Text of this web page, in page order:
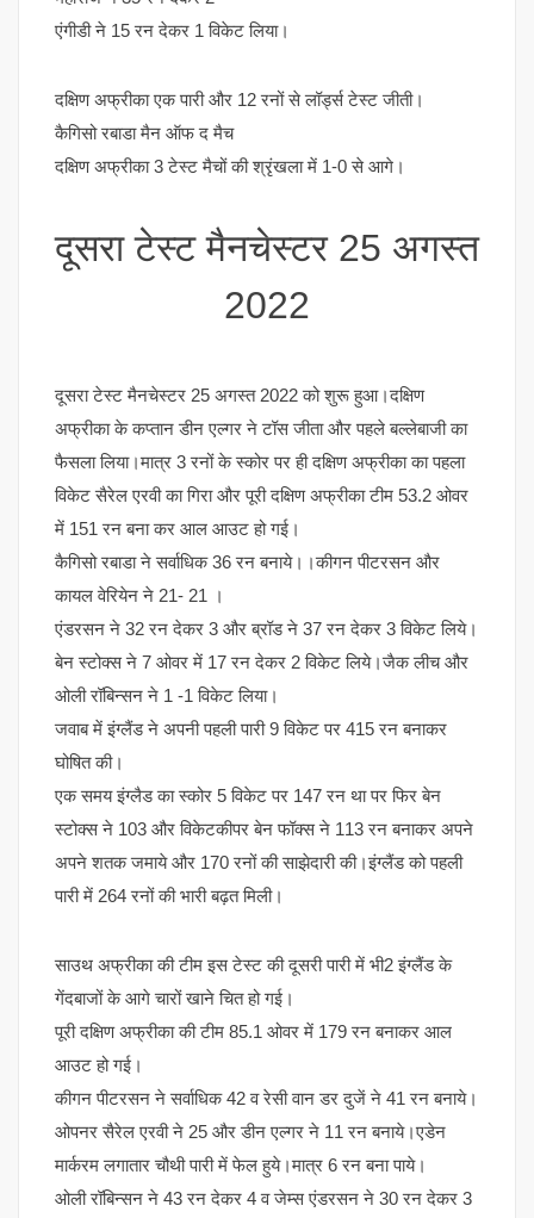
एंगीडी ने 15 रन देकर 1 विकेट लिया।
दक्षिण अफ्रीका एक पारी और 12 रनों से लॉर्ड्स टेस्ट जीती।
कैगिसो रबाडा मैन ऑफ द मैच
दक्षिण अफ्रीका 3 टेस्ट मैचों की श्रृंखला में 1-0 से आगे।
दूसरा टेस्ट मैनचेस्टर 25 अगस्त
2022
दूसरा टेस्ट मैनचेस्टर 25 अगस्त 2022 को शुरू हुआ।दक्षिण
अफ्रीका के कप्तान डीन एल्गर ने टॉस जीता और पहले बल्लेबाजी का
फैसला लिया।मात्र 3 रनों के स्कोर पर ही दक्षिण अफ्रीका का पहला
विकेट सैरेल एरवी का गिरा और पूरी दक्षिण अफ्रीका टीम 53.2 ओवर
में 151 रन बना कर आल आउट हो गई।
कैगिसो रबाडा ने सर्वाधिक 36 रन बनाये।।कीगन पीटरसन और
कायल वेरियेन ने 21- 21 ।
एंडरसन ने 32 रन देकर 3 और ब्रॉड ने 37 रन देकर 3 विकेट लिये।
बेन स्टोक्स ने 7 ओवर में 17 रन देकर 2 विकेट लिये।जैक लीच और
ओली रॉबिन्सन ने 1 -1 विकेट लिया।
जवाब में इंग्लैंड ने अपनी पहली पारी 9 विकेट पर 415 रन बनाकर
घोषित की।
एक समय इंग्लैड का स्कोर 5 विकेट पर 147 रन था पर फिर बेन
स्टोक्स ने 103 और विकेटकीपर बेन फॉक्स ने 113 रन बनाकर अपने
अपने शतक जमाये और 170 रनों की साझेदारी की।इंग्लैंड को पहली
पारी में 264 रनों की भारी बढ़त मिली।
साउथ अफ्रीका की टीम इस टेस्ट की दूसरी पारी में भी2 इंग्लैंड के
गेंदबाजों के आगे चारों खाने चित हो गई।
पूरी दक्षिण अफ्रीका की टीम 85.1 ओवर में 179 रन बनाकर आल
आउट हो गई।
कीगन पीटरसन ने सर्वाधिक 42 व रेसी वान डर दुजें ने 41 रन बनाये।
ओपनर सैरेल एरवी ने 25 और डीन एल्गर ने 11 रन बनाये।एडेन
मार्करम लगातार चौथी पारी में फेल हुये।मात्र 6 रन बना पाये।
ओली रॉबिन्सन ने 43 रन देकर 4 व जेम्स एंडरसन ने 30 रन देकर 3